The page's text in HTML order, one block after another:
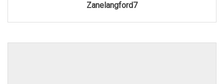
Zanelangford7